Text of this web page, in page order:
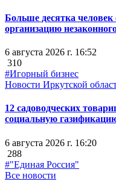
Больше десятка человек
организацию
6 августа 2026 г. 16:52
310
#Игорный бизнес
Новости Иркутской
12 садоводческих
социальную
6 августа 2026 г. 16:20
288
#"Единая Россия"
Все новости